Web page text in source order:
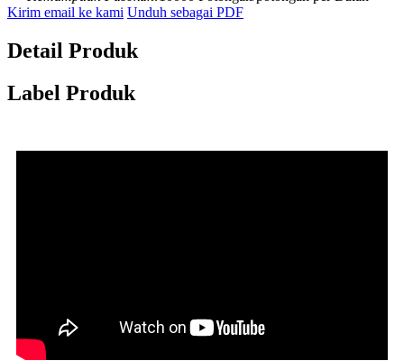
Kirim email ke kami Unduh sebagai PDF
Detail Produk
Label Produk